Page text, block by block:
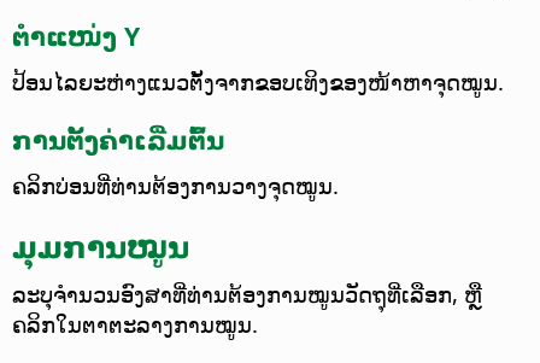
ຕຳແໜ່ງ Y
ປ້ອນໄລຍະຫ່າງແນວຕັ້ງຈາກຂອບເທິງຂອງໜ້າຫາຈຸດໝູນ.
ການຕັ້ງຄ່າເລີ່ມຕົ້ນ
ຄລິກບ່ອນທີ່ທ່ານຕ້ອງການວາງຈຸດໝູນ.
ມຸມການໝູນ
ລະບຸຈຳນວນອົງສາທີ່ທ່ານຕ້ອງການໝູນວັດຖຸທີ່ເລືອກ, ຫຼື
ຄລິກໃນຕາຕະລາງການໝູນ.